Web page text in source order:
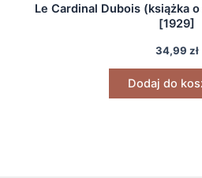
Le Cardinal Dubois (książka
[1929]
34,99 zł
Dodaj do